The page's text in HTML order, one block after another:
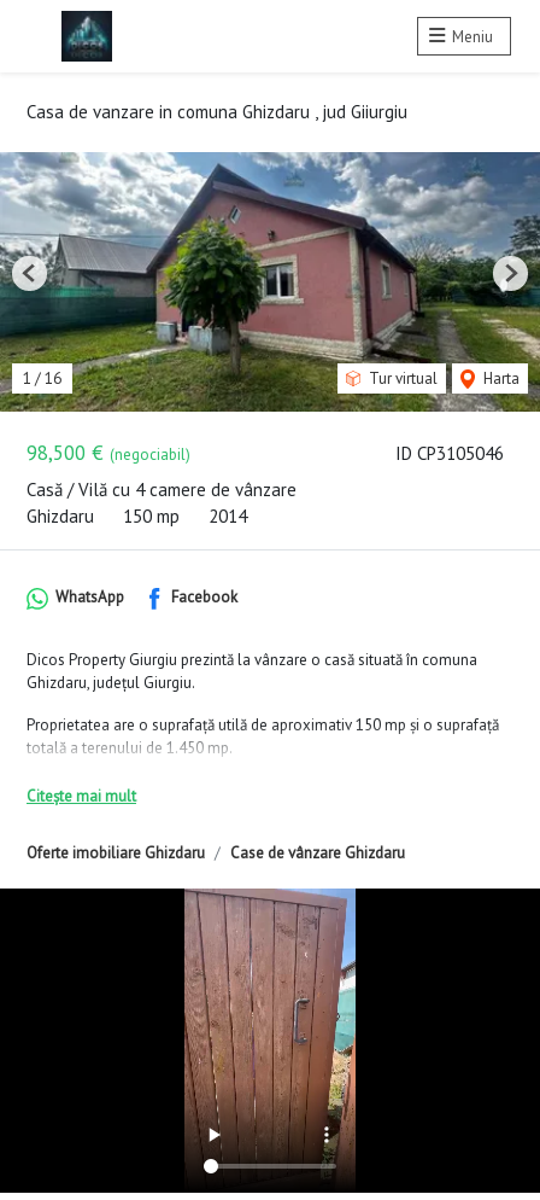
Meniu
Casa de vanzare in comuna Ghizdaru , jud Giiurgiu
ID CP3105046
98,500 € (negociabil)
Casă / Vilă cu 4 camere de vânzare
Ghizdaru
150 mp 2014
1 /16 Tur virtual Harta
Previous Next
Oferte imobiliare Ghizdaru Case de vânzare Ghizdaru
WhatsApp Facebook
Dicos Property Giurgiu prezintă la vânzare o casă situată în comuna
Ghizdaru, județul Giurgiu.
Proprietatea are o suprafață utilă de aproximativ 150 mp și o suprafață
totală a terenului de 1.450 mp.
Casa este compartimentată în 3 dormitoare, living, baie și bucătărie.
centrală termică pe peleți.
Casa se vinde mobilată și utilată, conform prezentării.
Comision 0% pentru cumpărător.
Vizionările se realizează pe bază de programare.
Citește mai mult